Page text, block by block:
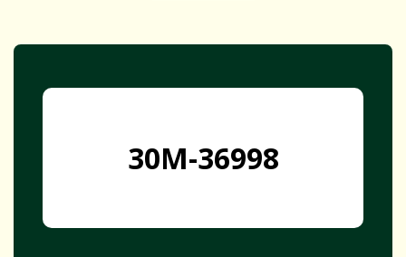
30M-36998